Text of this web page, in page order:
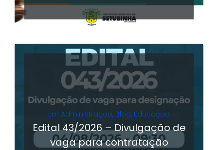
Em Administração, Blog, Educação
Edital 43/2026 – Divulgação de
vaga para contratação